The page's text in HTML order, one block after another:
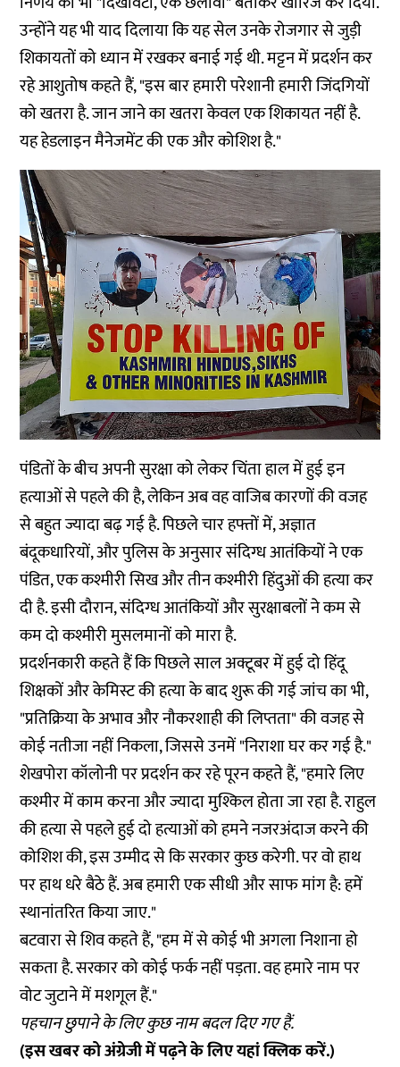
उन्होंने यह भी याद दिलाया कि यह सेल उनके रोजगार से जुड़ी
शिकायतों को ध्यान में रखकर बनाई गई थी. मट्टन में प्रदर्शन कर
रहे आशुतोष कहते हैं, "इस बार हमारी परेशानी हमारी जिंदगियों
को खतरा है. जान जाने का खतरा केवल एक शिकायत नहीं है.
यह हेडलाइन मैनेजमेंट की एक और कोशिश है."
पंडितों के बीच अपनी सुरक्षा को लेकर चिंता हाल में हुई इन
हत्याओं से पहले की है, लेकिन अब वह वाजिब कारणों की वजह
से बहुत ज्यादा बढ़ गई है. पिछले चार हफ्तों में, अज्ञात
बंदूकधारियों, और पुलिस के अनुसार संदिग्ध आतंकियों ने एक
पंडित, एक कश्मीरी सिख और तीन कश्मीरी हिंदुओं की हत्या कर
दी है. इसी दौरान, संदिग्ध आतंकियों और सुरक्षाबलों ने कम से
कम दो कश्मीरी मुसलमानों को मारा है.
प्रदर्शनकारी कहते हैं कि पिछले साल अक्टूबर में हुई दो हिंदू
शिक्षकों और केमिस्टकी हत्या के बाद शुरू की गई जांच का भी,
"प्रतिक्रिया के अभाव और नौकरशाही की लिप्तता" की वजह से
कोई नतीजा नहीं निकला, जिससे उनमें "निराशा घर कर गई है."
शेखपोरा कॉलोनी पर प्रदर्शन कर रहे पूरन कहते हैं, "हमारे लिए
कश्मीर में काम करना और ज्यादा मुश्किल होता जा रहा है. राहुल
की हत्या से पहले हुई दो हत्याओं को हमने नजरअंदाज करने की
कोशिश की, इस उम्मीद से कि सरकार कुछ करेगी. पर वो हाथ
पर हाथ धरे बैठे हैं. अब हमारी एक सीधी और साफ मांग है: हमें
स्थानांतरित किया जाए."
बटवारा से शिव कहते हैं, "हम में से कोई भी अगला निशाना हो
सकता है. सरकार को कोई फर्क नहीं पड़ता. वह हमारे नाम पर
वोट जुटाने में मशगूल हैं."
पहचान छुपाने के लिए कुछ नाम बदल दिए गए हैं.
(इस खबर को अंग्रेजी में पढ़ने के लिए यहांक्लिककरें.)